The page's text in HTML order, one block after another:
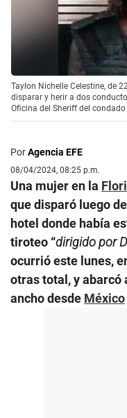
Taylon Nichelle Celestine, de
disparar y herir a dos
Oficina del Sheriff del
PorAgencia EFE
08/04/2024, 08:25 p.m.
Una mujer en la
que disparó luego
hotel donde había
tiroteo “dirigido por
ocurrió este lunes,
otras total, y abarcó
ancho desde México